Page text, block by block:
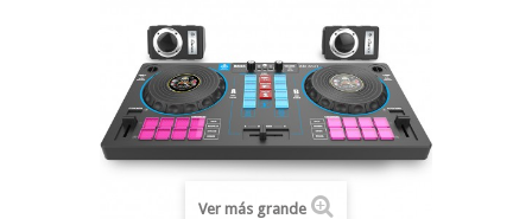
Ver más grande